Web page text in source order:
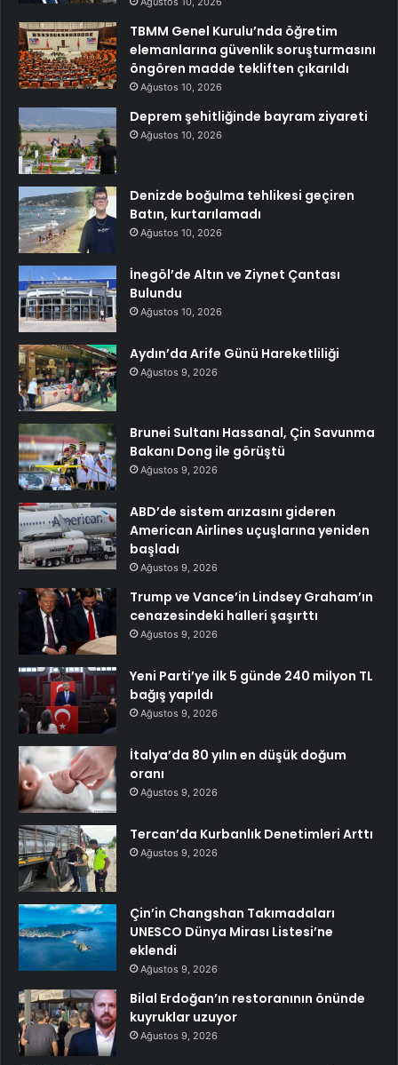
TBMM Genel Kurulu’nda öğretim
elemanlarına güvenlik soruşturmasını
öngören madde tekliften çıkarıldı
Ağustos 10, 2026
Deprem şehitliğinde bayram ziyareti
Ağustos 10, 2026
Denizde boğulma tehlikesi geçiren
Batın, kurtarılamadı
Ağustos 10, 2026
İnegöl’de Altın ve Ziynet Çantası
Bulundu
Ağustos 10, 2026
Aydın’da Arife Günü Hareketliliği
Ağustos 9, 2026
Brunei Sultanı Hassanal, Çin Savunma
Bakanı Dong ile görüştü
Ağustos 9, 2026
ABD’de sistem arızasını gideren
American Airlines uçuşlarına yeniden
başladı
Ağustos 9, 2026
Trump ve Vance’in Lindsey Graham’ın
cenazesindeki halleri şaşırttı
Ağustos 9, 2026
Yeni Parti’ye ilk 5 günde 240 milyon TL
bağış yapıldı
Ağustos 9, 2026
İtalya’da 80 yılın en düşük doğum
oranı
Ağustos 9, 2026
Tercan’da Kurbanlık Denetimleri Arttı
Ağustos 9, 2026
Çin’in Changshan Takımadaları
UNESCO Dünya Mirası Listesi’ne
eklendi
Ağustos 9, 2026
Bilal Erdoğan’ın restoranının önünde
kuyruklar uzuyor
Ağustos 9, 2026